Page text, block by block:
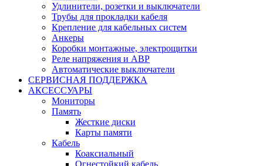
Удлинители, розетки и выключатели
Трубы для прокладки кабеля
Крепление для кабельных систем
Анкеры
Коробки монтажные, электрощитки
Реле напряжения и АВР
Автоматические выключатели
СЕРВИСНАЯ ПОДДЕРЖКА
АКСЕССУАРЫ
Мониторы
Память
Жесткие диски
Карты памяти
Кабель
Коаксиальный
Огнестойкий кабель